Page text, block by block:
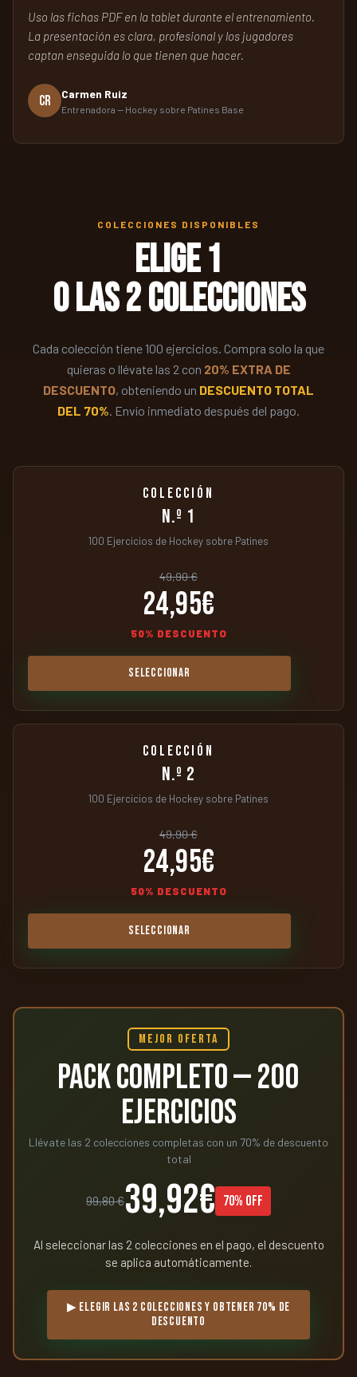
Uso las fichas PDF en la tablet durante el entrenamiento.
La presentación es clara, profesional y los jugadores
captan enseguida lo que tienen que hacer.
CR Carmen Ruiz
Entrenadora — Hockey sobre Patines Base
COLECCIONES DISPONIBLES
Elige 1
o las 2 colecciones
Cada colección tiene 100 ejercicios. Compra solo la que
quieras o llévate las 2 con 20% EXTRA DE
DESCUENTO, obteniendo un DESCUENTO TOTAL
DEL 70%. Envío inmediato después del pago.
COLECCIÓN
N.º 1
100 Ejercicios de Hockey sobre Patines
49,90 €
24,95€
50% DESCUENTO
SELECCIONAR
COLECCIÓN
N.º 2
100 Ejercicios de Hockey sobre Patines
49,90 €
24,95€
50% DESCUENTO
SELECCIONAR
MEJOR OFERTA
PACK COMPLETO — 200
EJERCICIOS
Llévate las 2 colecciones completas con un 70% de descuento
total
99,80 €39,92€ 70% OFF
Al seleccionar las 2 colecciones en el pago, el descuento
se aplica automáticamente.
▶ ELEGIR LAS 2 COLECCIONES Y OBTENER 70% DE
DESCUENTO